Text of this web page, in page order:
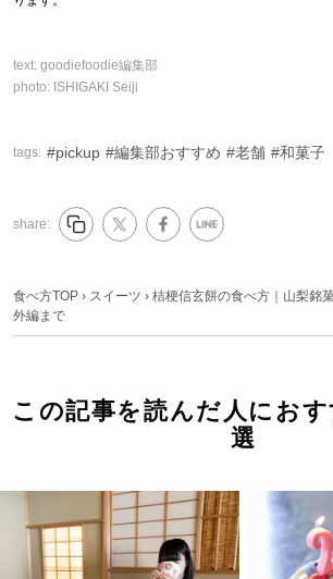
text: goodiefoodie編集部
photo: ISHIGAKI Seiji
tags: pickup 編集部おすすめ 老舗 和菓子
share:
食べ方TOP › スイーツ › 桔梗信玄餅の食べ方｜山梨銘
外編まで
この記事を読んだ人にお
選